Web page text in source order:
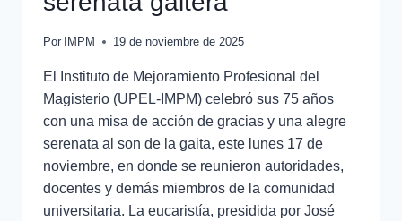
Por IMPM 19 de noviembre de 2025
El Instituto de Mejoramiento Profesional del
Magisterio (UPEL-IMPM) celebró sus 75 años
con una misa de acción de gracias y una alegre
serenata al son de la gaita, este lunes 17 de
noviembre, en donde se reunieron autoridades,
docentes y demás miembros de la comunidad
universitaria. La eucaristía, presidida por José